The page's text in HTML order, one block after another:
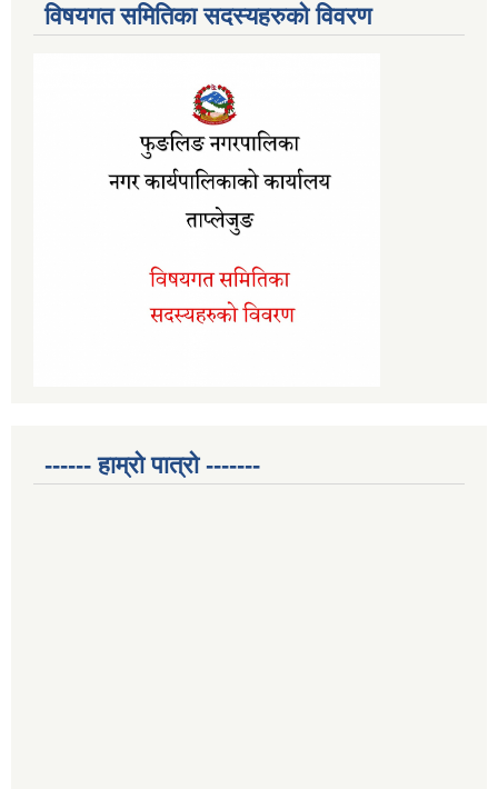
विषयगत समितिका सदस्यहरुको विवरण
------ हाम्रो पात्रो -------